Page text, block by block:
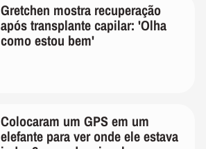
Gretchen mostra recuperação
após transplante capilar: 'Olha
como estou bem'
Colocaram um GPS em um
elefante para ver onde ele estava